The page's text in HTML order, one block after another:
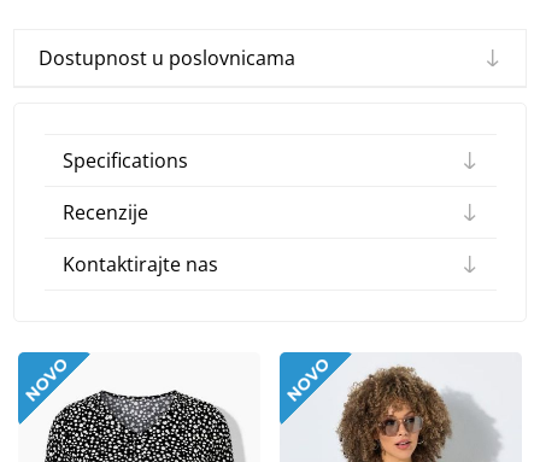
Dostupnost u poslovnicama
Specifications
Recenzije
Kontaktirajte nas